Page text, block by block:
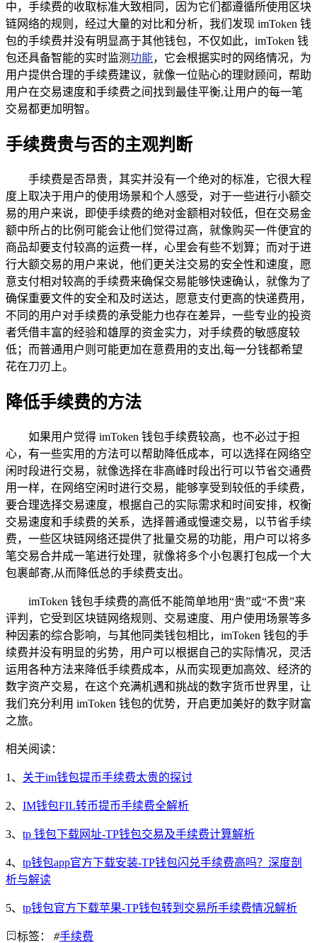
中，手续费的收取标准大致相同，因为它们都遵循所使用区块
链网络的规则，经过大量的对比和分析，我们发现 imToken 钱
包的手续费并没有明显高于其他钱包，不仅如此，imToken 钱
包还具备智能的实时监测功能，它会根据实时的网络情况，为
用户提供合理的手续费建议，就像一位贴心的理财顾问，帮助
用户在交易速度和手续费之间找到最佳平衡,让用户的每一笔
交易都更加明智。
手续费贵与否的主观判断
手续费是否昂贵，其实并没有一个绝对的标准，它很大程
度上取决于用户的使用场景和个人感受，对于一些进行小额交
易的用户来说，即使手续费的绝对金额相对较低，但在交易金
额中所占的比例可能会让他们觉得过高，就像购买一件便宜的
商品却要支付较高的运费一样，心里会有些不划算；而对于进
行大额交易的用户来说，他们更关注交易的安全性和速度，愿
意支付相对较高的手续费来确保交易能够快速确认，就像为了
确保重要文件的安全和及时送达，愿意支付更高的快递费用，
不同的用户对手续费的承受能力也存在差异，一些专业的投资
者凭借丰富的经验和雄厚的资金实力，对手续费的敏感度较
低；而普通用户则可能更加在意费用的支出,每一分钱都希望
花在刀刃上。
降低手续费的方法
如果用户觉得 imToken 钱包手续费较高，也不必过于担
心，有一些实用的方法可以帮助降低成本，可以选择在网络空
闲时段进行交易，就像选择在非高峰时段出行可以节省交通费
用一样，在网络空闲时进行交易，能够享受到较低的手续费，
要合理选择交易速度，根据自己的实际需求和时间安排，权衡
交易速度和手续费的关系，选择普通或慢速交易，以节省手续
费，一些区块链网络还提供了批量交易的功能，用户可以将多
笔交易合并成一笔进行处理，就像将多个小包裹打包成一个大
包裹邮寄,从而降低总的手续费支出。
imToken 钱包手续费的高低不能简单地用“贵”或“不贵”来
评判，它受到区块链网络规则、交易速度、用户使用场景等多
种因素的综合影响，与其他同类钱包相比，imToken 钱包的手
续费并没有明显的劣势，用户可以根据自己的实际情况，灵活
运用各种方法来降低手续费成本，从而实现更加高效、经济的
数字资产交易，在这个充满机遇和挑战的数字货币世界里，让
我们充分利用 imToken 钱包的优势，开启更加美好的数字财富
之旅。
相关阅读：
1、 关于im钱包提币手续费太贵的探讨
2、 IM钱包FIL转币提币手续费全解析
3、 tp 钱包下载网址-TP钱包交易及手续费计算解析
4、 tp钱包app官方下载安装-TP钱包闪兑手续费高吗？深度剖
析与解读
5、 tp钱包官方下载苹果-TP钱包转到交易所手续费情况解析
标签： #手续费